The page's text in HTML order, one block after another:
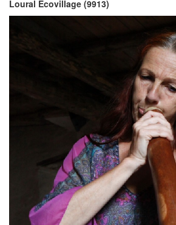
Loural Ecovillage (9913)